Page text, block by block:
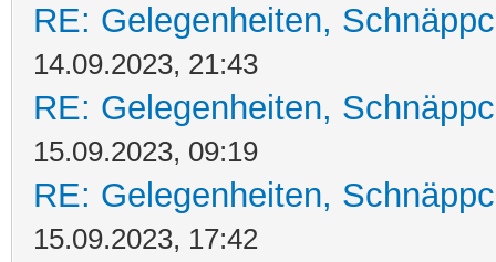
RE: Gelegenheiten,
14.09.2023, 21:43
RE: Gelegenheiten,
15.09.2023, 09:19
RE: Gelegenheiten,
15.09.2023, 17:42